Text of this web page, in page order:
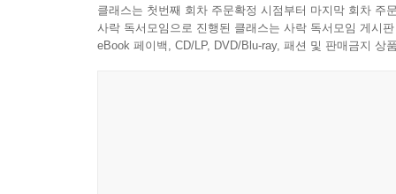
클래스는 첫번째 회차 주문확정 시점부터 마지막 회차 주
사락 독서모임으로 진행된 클래스는 사락 독서모임 게시
eBook 페이백, CD/LP, DVD/Blu-ray, 패션 및 판매금지 상